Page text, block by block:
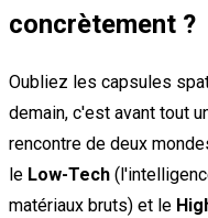
concrètement ?
Oubliez les capsules
demain, c'est avant tout
rencontre de deux
le Low-Tech
matériaux bruts) et le